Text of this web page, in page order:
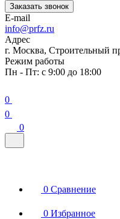
Заказать звонок
E-mail
info@prfz.ru
Адрес
г. Москва, Строительный
Режим работы
Пн - Пт: с 9:00 до 18:00
0
0
0
0 Сравнение
0 Избранное